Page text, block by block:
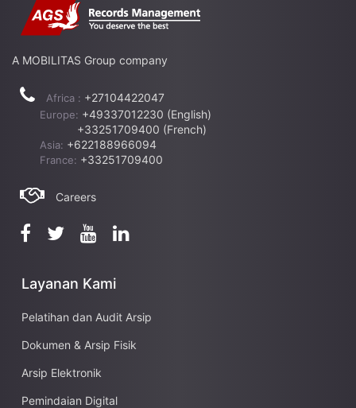
A MOBILITAS Group company
Africa : +27104422047
Europe: +49337012230 (English)
+33251709400 (French)
Asia: +622188966094
France: +33251709400
Careers
Layanan Kami
Pelatihan dan Audit Arsip
Dokumen & Arsip Fisik
Arsip Elektronik
Pemindaian Digital